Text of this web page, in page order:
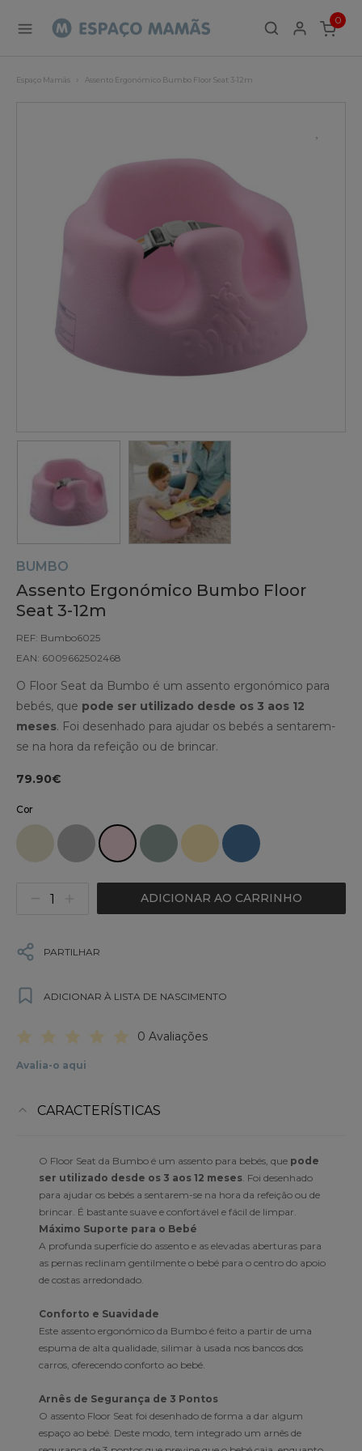
0
ITEMS
Espaço Mamãs Assento Ergonómico Bumbo Floor Seat 3-12m
BUMBO
Assento Ergonómico Bumbo Floor
Seat 3-12m
REF: Bumbo6025
EAN: 6009662502468
O Floor Seat da Bumbo é um assento ergonómico para
bebés, que pode ser utilizado desde os 3 aos 12
meses. Foi desenhado para ajudar os bebés a sentarem-
se na hora da refeição ou de brincar.
79.90€
Cor
ADICIONAR AO CARRINHO
PARTILHAR
ADICIONAR À LISTA DE NASCIMENTO
0 Avaliações
Avalia-o aqui
CARACTERÍSTICAS
O Floor Seat da Bumbo é um assento para bebés, que pode
ser utilizado desde os 3 aos 12 meses. Foi desenhado
para ajudar os bebés a sentarem-se na hora da refeição ou de
brincar. É bastante suave e confortável e fácil de limpar.
Máximo Suporte para o Bebé
A profunda superfície do assento e as elevadas aberturas para
as pernas reclinam gentilmente o bebé para o centro do apoio
de costas arredondado.
Conforto e Suavidade
Este assento ergonómico da Bumbo é feito a partir de uma
espuma de alta qualidade, silimar à usada nos bancos dos
carros, oferecendo conforto ao bebé.
Arnês de Segurança de 3 Pontos
O assento Floor Seat foi desenhado de forma a dar algum
espaço ao bebé. Deste modo, tem integrado um arnês de